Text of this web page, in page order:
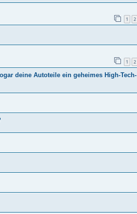
1 2
1 2
deine Autoteile ein geheimes High-Tech-